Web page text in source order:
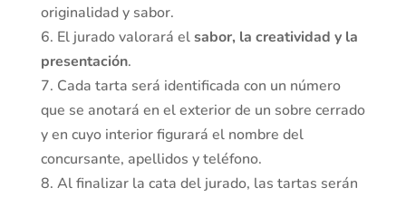
originalidad y sabor.
6. El jurado valorará elsabor, la creatividad y la
presentación.
7. Cada tarta será identificada con un número
que se anotará en el exterior de un sobre cerrado
y en cuyo interior figurará el nombre del
concursante, apellidos y teléfono.
8. Al finalizar la cata del jurado, las tartas serán